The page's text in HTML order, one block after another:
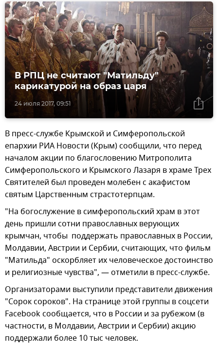
24 июля 2017, 09:51
В РПЦ не считают "Матильду"
карикатурой на образ царя
В пресс-службе Крымской и Симферопольской
епархии РИА Новости (Крым) сообщили, что перед
началом акции по благословению Митрополита
Симферопольского и Крымского Лазаря в храме Трех
Святителей был проведен молебен с акафистом
святым Царственным страстотерпцам.
"На богослужение в симферопольский храм в этот
день пришли сотни православных верующих
крымчан, чтобы поддержать православных в России,
Молдавии, Австрии и Сербии, считающих, что фильм
"Матильда" оскорбляет их человеческое достоинство
и религиозные чувства", — отметили в пресс-службе.
Организаторами выступили представители движения
"Сорок сороков". На странице этой группы в соцсети
Facebook сообщается, что в России и за рубежом (в
частности, в Молдавии, Австрии и Сербии) акцию
поддержали более 10 тыс человек.